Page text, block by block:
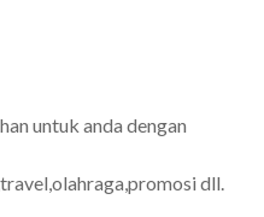
untuk anda dengan
dll.